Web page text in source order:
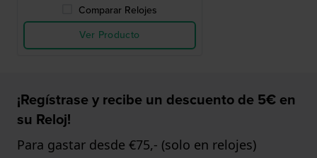
Comparar Relojes
Ver Producto
¡Regístrase y recibe un descuento de 5€ en
su Reloj!
Para gastar desde €75,- (solo en relojes)